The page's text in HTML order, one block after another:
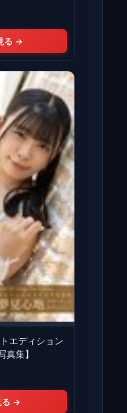
る →
エディション
真集】
る →